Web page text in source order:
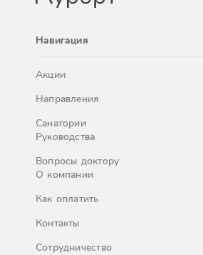
Навигация
Акции
Направления
Санатории
Руководства
Вопросы доктору
О компании
Как оплатить
Контакты
Сотрудничество